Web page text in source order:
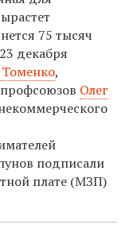
75 тысяч
декабря
,
Олег
подписали
плате (МЗП)